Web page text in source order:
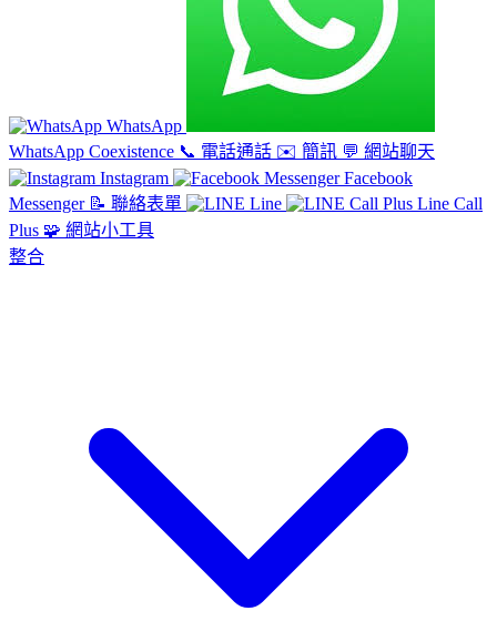
WhatsApp
WhatsApp Coexistence 📞 電話通話 ✉️ 簡訊 💬 網站聊天
Instagram
Facebook
Messenger 📝 聯絡表單 Line
Line Call
Plus 🧩 網站小工具
整合